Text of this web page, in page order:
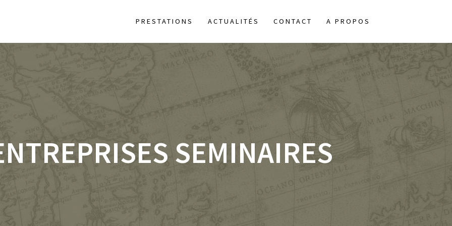
PRESTATIONS ACTUALITÉS CONTACT A PROPOS
SEMINAIRES